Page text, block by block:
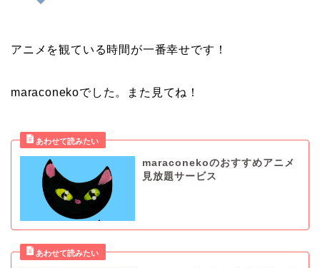
アニメを観ている時間が一番幸せです！
maraconekoでした。また見てね！
maraconekoのおすすめアニメ
見放題サービス